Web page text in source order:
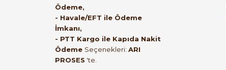
Satıcı ilgili ve çok yardım severdi bundan
mehmet bey ilgi ve alakası için teşekkür
Ödeme,
- Havale/EFT ile Ödeme
İmkanı,
- PTT Kargo ile Kapıda Nakit
Ödeme Seçenekleri: ARI
PROSES 'te.